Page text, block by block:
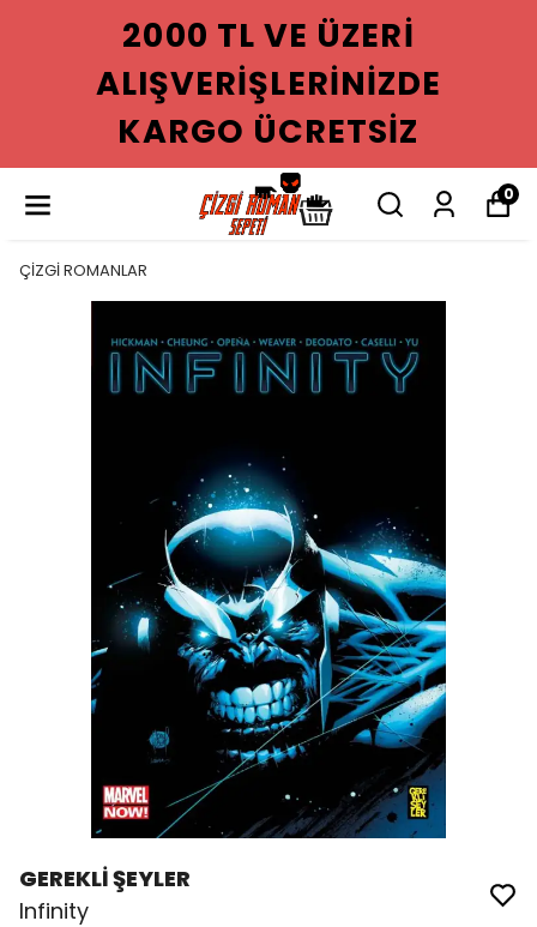
2000 TL VE ÜZERI
ALIŞVERIŞLERINIZDE
KARGO ÜCRETSIZ
0
ÇİZGİ ROMANLAR
GEREKLİ ŞEYLER
Infinity